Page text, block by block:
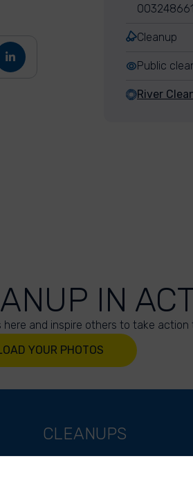
Cleanup
Public
River
IN
and inspire others to take action
YOUR PHOTOS
CLEANUPS